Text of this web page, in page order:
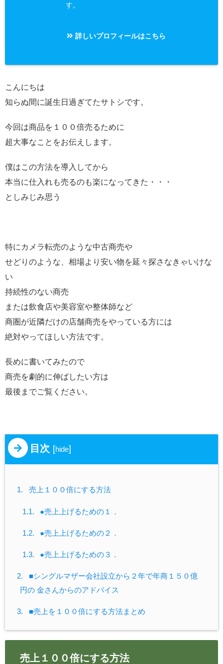
す。
詳しいプロフィールはこちら
こんにちは
知らぬ間に誕生日過ぎてたサトシです。
今回は商品を１００倍売るために
超大事なことをお伝えします。
僕はこの方法を導入してから
本当に仕入れも売るのも楽になってきた・・・
としみじみ思う
特にカメラ転売のような中古商売や
せどりのような、相場より安い物を延々探さなきゃいけな
い
持続性のない商売
または飲食店や美容室や整体師など
商圏が近隣だけの店舗商売をやっている方には
絶対やってほしい方法です。
長めに書いてみたので
商売を劇的に伸ばしたい方は
最後までご覧ください。
目次 [hide]
1. 売上１００倍にする方法
1.1. ●売上上げるための１．
1.2. ●売上上げるための２．
1.3. ●売上上げるための３．
2.
■シングルマザー会社設立から２年で年商１５０億
円の 金さんからのアドバイス
3. ■売上を１００倍にする方法まとめ
売上１００倍にする方法